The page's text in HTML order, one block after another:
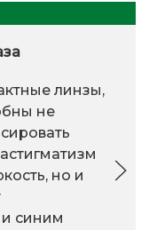
линзы,
не
но и
синим